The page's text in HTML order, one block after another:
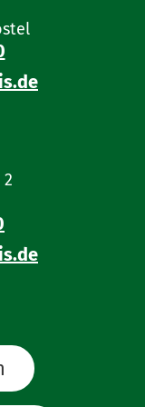
im
Kolleg (EB-
(NSchG)